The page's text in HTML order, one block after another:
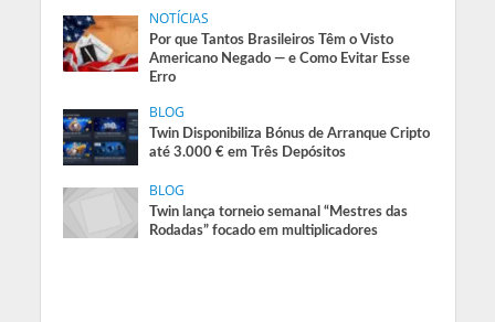
NOTÍCIAS
Por que Tantos Brasileiros Têm o Visto
Americano Negado — e Como Evitar Esse
Erro
BLOG
Twin Disponibiliza Bónus de Arranque Cripto
até 3.000 € em Três Depósitos
BLOG
Twin lança torneio semanal “Mestres das
Rodadas” focado em multiplicadores